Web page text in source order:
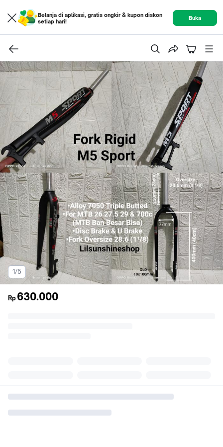
Belanja di aplikasi, gratis ongkir & kupon diskon
setiap hari!
Buka
1/5
Rp 630.000